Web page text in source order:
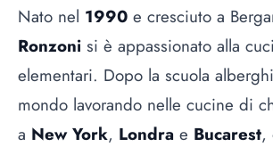
Nato nel 1990 e cresciuto a
Ronzoni si è appassionato alla
elementari. Dopo la scuola
mondo lavorando nelle cucine di
a New York, Londra e Bucarest,